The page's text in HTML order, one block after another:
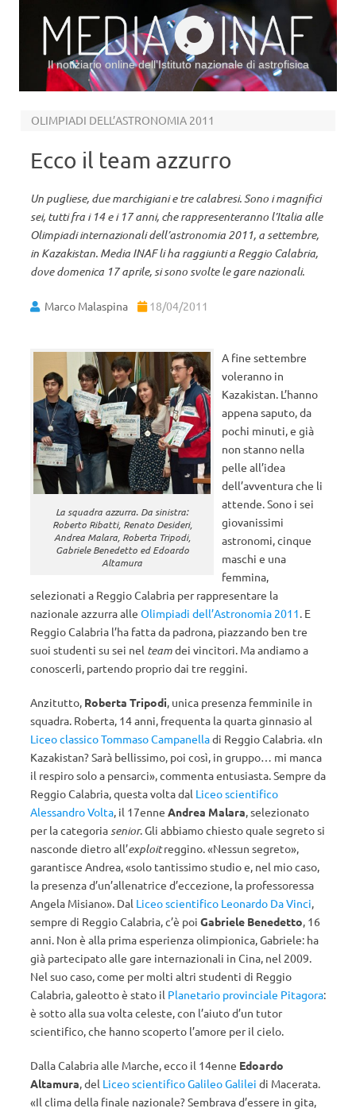
Il notiziario online dell’Istituto nazionale di astrofisica
OLIMPIADI DELL’ASTRONOMIA 2011
Ecco il team azzurro
Un pugliese, due marchigiani e tre calabresi. Sono i magnifici
sei, tutti fra i 14 e i 17 anni, che rappresenteranno l’Italia alle
Olimpiadi internazionali dell’astronomia 2011, a settembre,
in Kazakistan. Media INAF li ha raggiunti a Reggio Calabria,
dove domenica 17 aprile, si sono svolte le gare nazionali.
Marco Malaspina 18/04/2011
La squadra azzurra. Da sinistra:
Roberto Ribatti, Renato Desideri,
Andrea Malara, Roberta Tripodi,
Gabriele Benedetto ed Edoardo
Altamura
A fine settembre
voleranno in
Kazakistan. L’hanno
appena saputo, da
pochi minuti, e già
non stanno nella
pelle all’idea
dell’avventura che li
attende. Sono i sei
giovanissimi
astronomi, cinque
maschi e una
femmina,
selezionati a Reggio Calabria per rappresentare la
nazionale azzurra alle Olimpiadi dell’Astronomia 2011. E
Reggio Calabria l’ha fatta da padrona, piazzando ben tre
suoi studenti su sei nel teamdei vincitori. Ma andiamo a
conoscerli, partendo proprio dai tre reggini.
Anzitutto, Roberta Tripodi, unica presenza femminile in
squadra. Roberta, 14 anni, frequenta la quarta ginnasio al
Liceo classico Tommaso Campanelladi Reggio Calabria. «In
Kazakistan? Sarà bellissimo, poi così, in gruppo… mi manca
il respiro solo a pensarci», commenta entusiasta. Sempre da
Reggio Calabria, questa volta dal Liceo scientifico
Alessandro Volta, il 17enne Andrea Malara, selezionato
per la categoriasenior. Gli abbiamo chiesto quale segreto si
nasconde dietro all’exploitreggino. «Nessun segreto»,
garantisce Andrea, «solo tantissimo studio e, nel mio caso,
la presenza d’un’allenatrice d’eccezione, la professoressa
Angela Misiano». Dal Liceo scientifico Leonardo Da Vinci,
sempre di Reggio Calabria, c’è poi Gabriele Benedetto, 16
anni. Non è alla prima esperienza olimpionica, Gabriele: ha
già partecipato alle gare internazionali in Cina, nel 2009.
Nel suo caso, come per molti altri studenti di Reggio
Calabria, galeotto è stato il Planetario provinciale Pitagora:
è sotto alla sua volta celeste, con l’aiuto d’un tutor
scientifico, che hanno scoperto l’amore per il cielo.
Dalla Calabria alle Marche, ecco il 14enne Edoardo
Altamura, del Liceo scientifico Galileo Galilei di Macerata.
«Il clima della finale nazionale? Sembrava d’essere in gita,